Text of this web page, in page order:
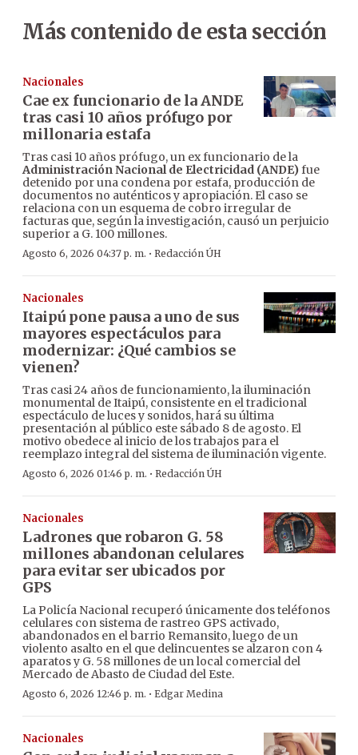
Más contenido de esta sección
Nacionales
Cae ex funcionario de la ANDE
tras casi 10 años prófugo por
millonaria estafa
Tras casi 10 años prófugo, un ex funcionario de la
Administración Nacional de Electricidad (ANDE)fue
detenido por una condena por estafa, producción de
documentos no auténticos y apropiación. El caso se
relaciona con un esquema de cobro irregular de
facturas que, según la investigación, causó un perjuicio
superior a G. 100 millones.
Agosto 6, 2026 04:37 p. m. · Redacción ÚH
Nacionales
Itaipú pone pausa a uno de sus
mayores espectáculos para
modernizar: ¿Qué cambios se
vienen?
Tras casi 24 años de funcionamiento, la iluminación
monumental de Itaipú, consistente en el tradicional
espectáculo de luces y sonidos, hará su última
presentación al público este sábado 8 de agosto. El
motivo obedece al inicio de los trabajos para el
reemplazo integral del sistema de iluminación vigente.
Agosto 6, 2026 01:46 p. m. · Redacción ÚH
Nacionales
Ladrones que robaron G. 58
millones abandonan celulares
para evitar ser ubicados por
GPS
La Policía Nacional recuperó únicamente dos teléfonos
celulares con sistema de rastreo GPS activado,
abandonados en el barrio Remansito, luego de un
violento asalto en el que delincuentes se alzaron con 4
aparatos y G. 58 millones de un local comercial del
Mercado de Abasto de Ciudad del Este.
Agosto 6, 2026 12:46 p. m. · Edgar Medina
Nacionales